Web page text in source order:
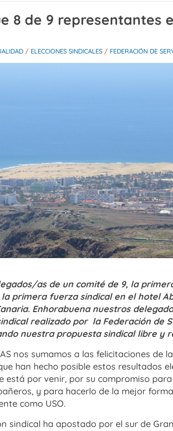
8 de 9 representantes
/ ELECCIONES SINDICALES / FEDERACIÓN DE
as de un comité de 9, la
primera fuerza sindical en el hotel
Enhorabuena nuestros
realizado por la Federación de
nuestra propuesta sindical libre y
nos sumamos a las felicitaciones de
han hecho posible estos resultados
está por venir, por su compromiso
y para hacerlo de la mejor
como USO.
sindical ha apostado por el sur de